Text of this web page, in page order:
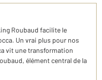
Roubaud facilite le
Un vrai plus pour nos
vit une transformation
élément central de la